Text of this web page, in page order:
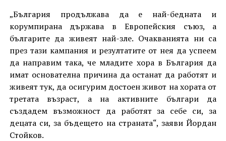
„България продължава да е най-бедната и
корумпирана държава в Европейския съюз, а
българите да живеят най-зле. Очакванията ни са
през тази кампания и резултатите от нея да успеем
да направим така, че младите хора в България да
имат основателна причина да останат да работят и
живеят тук, да осигурим достоен живот на хората от
третата възраст, а на активните българи да
създадем възможност да работят за себе си, за
децата си, за бъдещето на страната“, заяви Йордан
Стойков.